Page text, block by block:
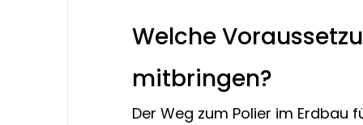
Welche
mitbringen?
Der Weg zum Polier im